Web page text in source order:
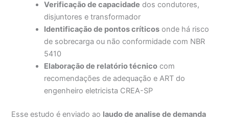
Verificação de capacidade dos condutores,
disjuntores e transformador
Identificação de pontos críticos onde há risco
de sobrecarga ou não conformidade com NBR
5410
Elaboração de relatório técnico com
recomendações de adequação e ART do
engenheiro eletricista CREA-SP
Esse estudo é enviado ao laudo de analise de demanda